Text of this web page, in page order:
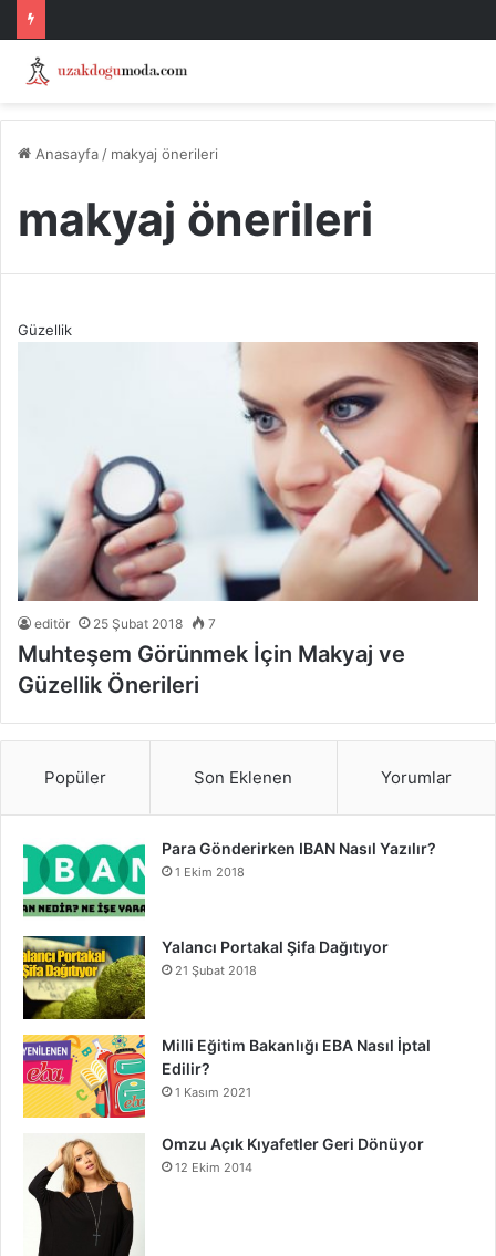
Anasayfa / makyaj önerileri
makyaj önerileri
Güzellik
editör 25 Şubat 2018 7
Muhteşem Görünmek İçin Makyaj ve
Güzellik Önerileri
Popüler Son Eklenen Yorumlar
Para Gönderirken IBAN Nasıl Yazılır?
1 Ekim 2018
Yalancı Portakal Şifa Dağıtıyor
21 Şubat 2018
Milli Eğitim Bakanlığı EBA Nasıl İptal
Edilir?
1 Kasım 2021
Omzu Açık Kıyafetler Geri Dönüyor
12 Ekim 2014